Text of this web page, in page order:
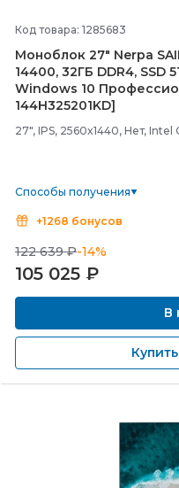
Код товара: 1285683
Моноблок 27" Nerpa
14400, 32ГБ DDR4, SSD
Windows 10
144H325201KD]
27", IPS, 2560x1440, Нет, Intel
Способы получения
+1268 бонусов
122 639 ₽-14%
105 025 ₽
В